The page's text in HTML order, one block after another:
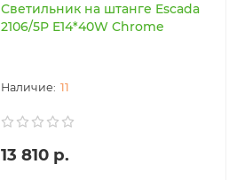
Светильник на штанге Escada
2106/5P E14*40W Chrome
11
13 810 р.